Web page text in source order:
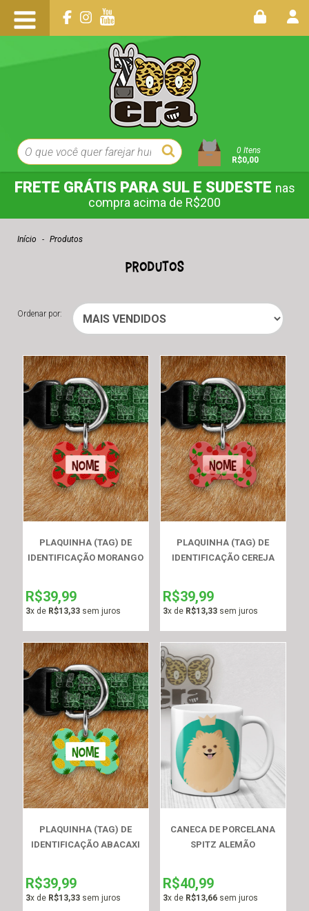
0 Itens
R$0,00
FRETE GRÁTIS PARA SUL E SUDESTE nas
compra acima de R$200
Início - Produtos
Produtos
Ordenar por:
PLAQUINHA (TAG) DE
IDENTIFICAÇÃO MORANGO
R$39,99
3x de R$13,33sem juros
PLAQUINHA (TAG) DE
IDENTIFICAÇÃO CEREJA
R$39,99
3x de R$13,33sem juros
PLAQUINHA (TAG) DE
IDENTIFICAÇÃO ABACAXI
R$39,99
3x de R$13,33sem juros
CANECA DE PORCELANA
SPITZ ALEMÃO
R$40,99
3x de R$13,66sem juros